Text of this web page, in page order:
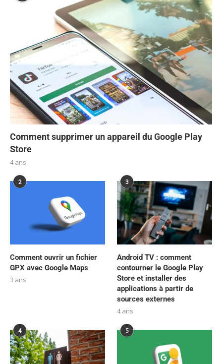
Comment supprimer un appareil du Google Play
Store
4 ans
2
Comment ouvrir un fichier
GPX avec Google Maps
3 ans
3
Android TV : comment
contourner le Google Play
Store et installer des
applications à partir de
sources externes
4 ans
4 5